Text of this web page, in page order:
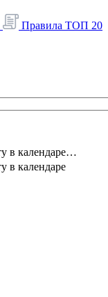
Правила ТОП 20
…